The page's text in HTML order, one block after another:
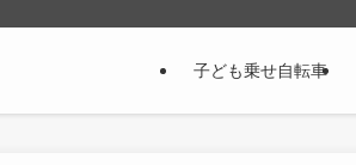
子ども乗せ自転車